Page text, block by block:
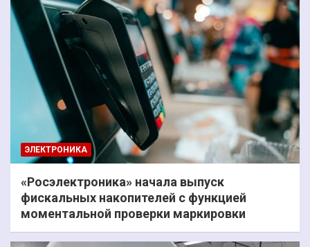
ЭЛЕКТРОНИКА
«Росэлектроника» начала выпуск
фискальных накопителей с функцией
моментальной проверки маркировки